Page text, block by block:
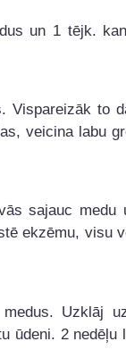
un 1 tējk.
Vispareizāk to
veicina labu
sajauc medu
ekzēmu, visu
Uzklāj
ūdeni. 2 nedēļu